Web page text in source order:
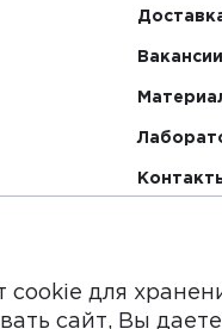
Вакансии
cookie для
сайт, Вы